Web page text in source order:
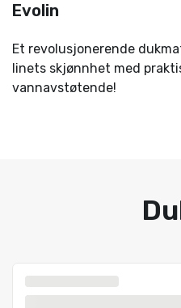
Evolin
Et revolusjonerende
linets skjønnhet med
vannavstøtende!